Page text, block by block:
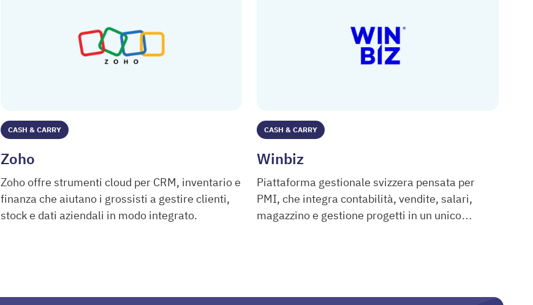
CASH & CARRY
Zoho
Zoho offre strumenti cloud per CRM, inventario e
finanza che aiutano i grossisti a gestire clienti,
stock e dati aziendali in modo integrato.
CASH & CARRY
Winbiz
Piattaforma gestionale svizzera pensata per
PMI, che integra contabilità, vendite, salari,
magazzino e gestione progetti in un unico